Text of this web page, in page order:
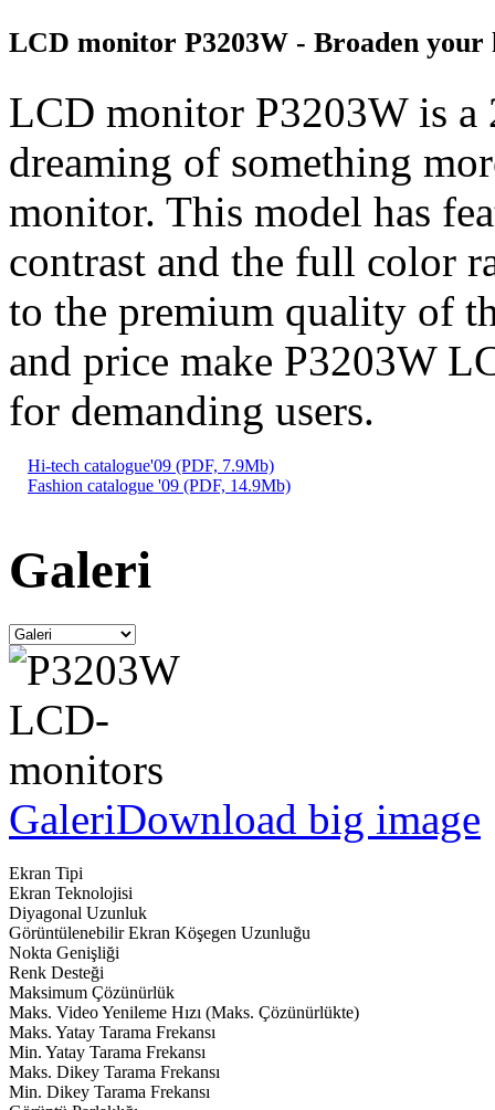
LCD monitor P3203W - Broaden your
LCD monitor P3203W is a
dreaming of something
monitor. This model has
contrast and the full color
to the premium quality of
and price make P3203W
for demanding users.
Hi-tech catalogue'09 (PDF, 7.9Mb)
Fashion catalogue '09 (PDF, 14.9Mb)
Galeri
GaleriDownload big image
Ekran Tipi
Ekran Teknolojisi
Diyagonal Uzunluk
Görüntülenebilir Ekran Köşegen Uzunluğu
Nokta Genişliği
Renk Desteği
Maksimum Çözünürlük
Maks. Video Yenileme Hızı (Maks. Çözünürlükte)
Maks. Yatay Tarama Frekansı
Min. Yatay Tarama Frekansı
Maks. Dikey Tarama Frekansı
Min. Dikey Tarama Frekansı